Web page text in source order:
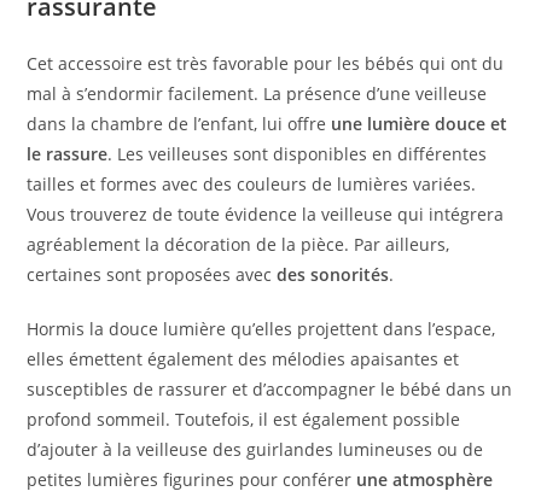
Cet accessoire est très favorable pour les bébés qui ont du
mal à s’endormir facilement. La présence d’une veilleuse
dans la chambre de l’enfant, lui offre une lumière douce et
le rassure. Les veilleuses sont disponibles en différentes
tailles et formes avec des couleurs de lumières variées.
Vous trouverez de toute évidence la veilleuse qui intégrera
agréablement la décoration de la pièce. Par ailleurs,
certaines sont proposées avecdes sonorités.
Hormis la douce lumière qu’elles projettent dans l’espace,
elles émettent également des mélodies apaisantes et
susceptibles de rassurer et d’accompagner le bébé dans un
profond sommeil. Toutefois, il est également possible
d’ajouter à la veilleuse des guirlandes lumineuses ou de
petites lumières figurines pour conférer une atmosphère